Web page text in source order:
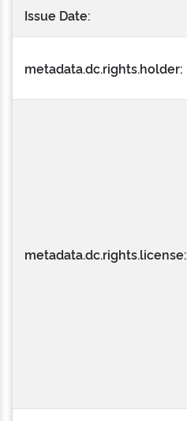
Issue Date:
metadata.dc.rights.holder:
metadata.dc.rights.license: